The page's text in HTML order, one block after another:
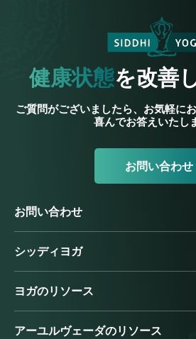
健康状態を改善
ご質問がございましたら、お気軽に
喜んでお答えいたし
お問い合わせ
お問い合わせ
シッディヨガ
ヨガのリソース
アーユルヴェーダのリソース